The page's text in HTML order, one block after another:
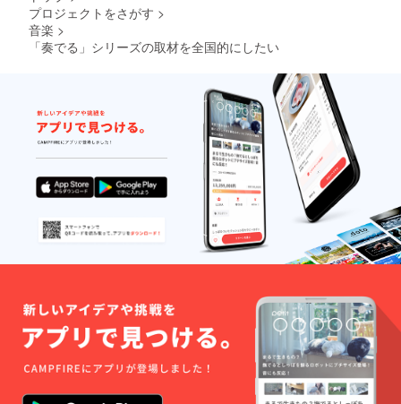
プロジェクトをさがす >
音楽 >
「奏でる」シリーズの取材を全国的にしたい